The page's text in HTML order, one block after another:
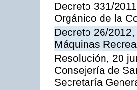
Decreto 331/
Orgánico de la
Decreto 26/
Máquinas
Resolución, 20
Consejería de
Secretaría